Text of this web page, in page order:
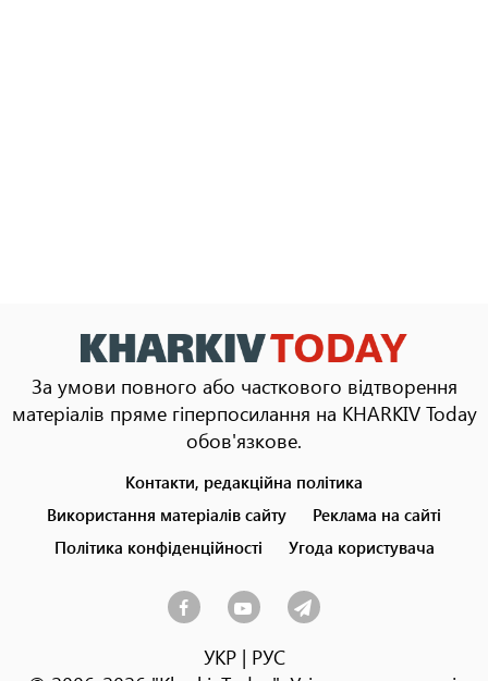
За умови повного або часткового відтворення
матеріалів пряме гіперпосилання на KHARKIV Today
обов'язкове.
menu
Контакти, редакційна політика
Використання матеріалів сайту
Реклама на сайті
Політика конфіденційності
Угода користувача
УКР| РУС